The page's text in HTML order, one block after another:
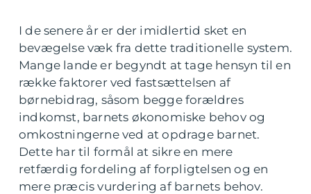
I de senere år er der imidlertid sket en
bevægelse væk fra dette traditionelle system.
Mange lande er begyndt at tage hensyn til en
række faktorer ved fastsættelsen af
børnebidrag, såsom begge forældres
indkomst, barnets økonomiske behov og
omkostningerne ved at opdrage barnet.
Dette har til formål at sikre en mere
retfærdig fordeling af forpligtelsen og en
mere præcis vurdering af barnets behov.